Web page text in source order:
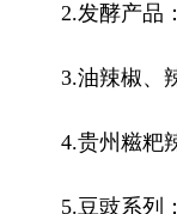
2.发酵产品
3.油辣椒、
4.贵州糍粑
5.豆豉系列